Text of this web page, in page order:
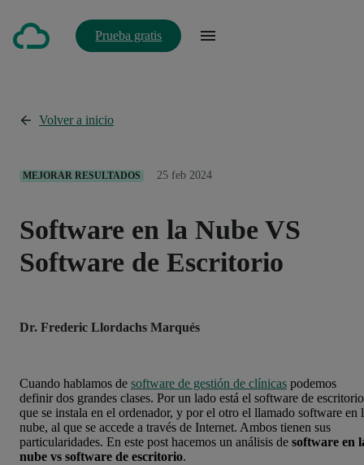
Prueba gratis
Volver a inicio
MEJORAR RESULTADOS 25 feb 2024
Software en la Nube VS
Software de Escritorio
Dr. Frederic Llordachs Marqués
Cuando hablamos de software de gestión de clínicas podemos
definir dos grandes clases. Por un lado está el software de
que se instala en el ordenador, y por el otro el llamado software en
nube, al que se accede a través de Internet. Ambos tienen sus
particularidades. En este post hacemos un análisis de software en
nube vs software de escritorio.